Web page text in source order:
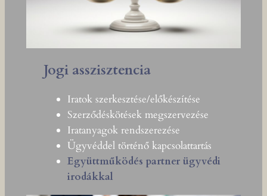
Jogi asszisztencia
Iratok szerkesztése/előkészítése
Szerződéskötések megszervezése
Iratanyagok rendszerezése
Ügyvéddel történő kapcsolattartás
Együttműködés partner ügyvédi
irodákkal